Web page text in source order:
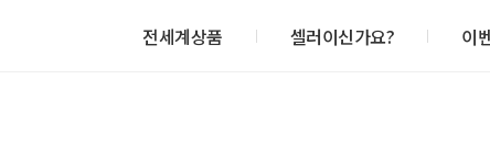
전세계상품 셀러이신가요? 이